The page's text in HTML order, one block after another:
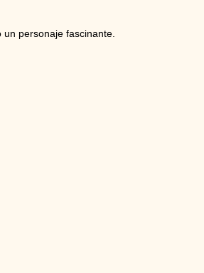
personaje fascinante.